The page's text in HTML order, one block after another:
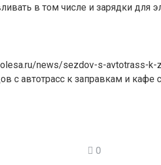
в том числе и зарядки для
news/sezdov-s-avtotrass-k-
с автотрасс к заправкам и кафе
0